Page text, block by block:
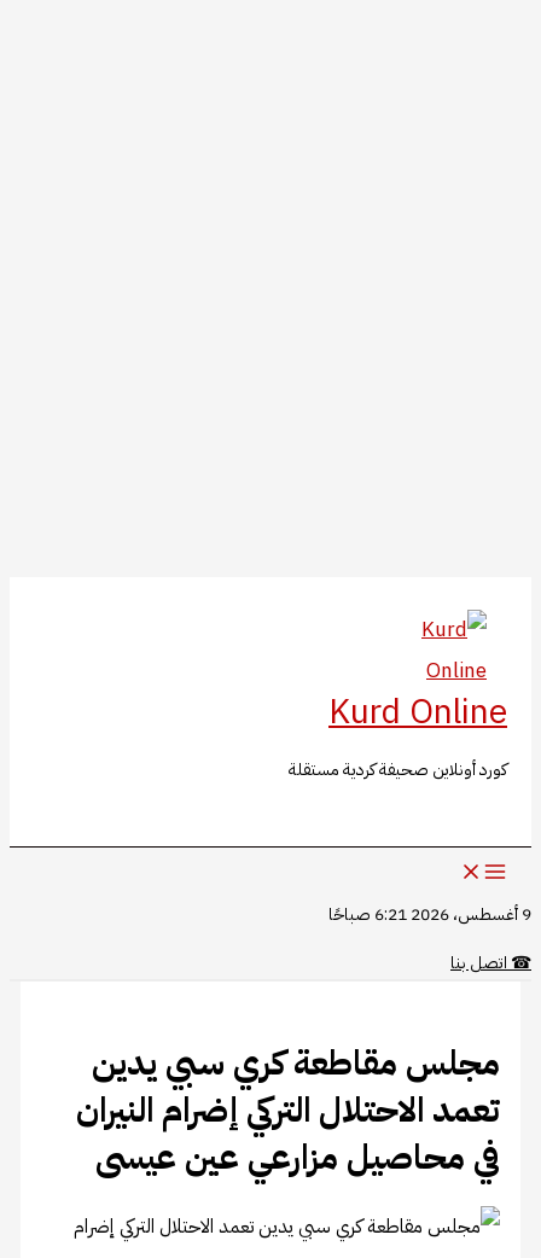
المحتوى
Kurd Online
كورد أونلاين صحيفة كردية مستقلة
9 أغسطس، 2026 6:21 صباحًا
☎اتصل بنا
مجلس مقاطعة كري سبي يدين
تعمد الاحتلال التركي إضرام النيران
في محاصيل مزارعي عين عيسى